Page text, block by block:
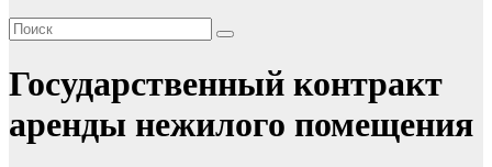
Государственный контракт
аренды нежилого помещения